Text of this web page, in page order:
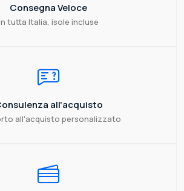
Consegna Veloce
tutta Italia, isole incluse
all'acquisto
all'acquisto personalizzato